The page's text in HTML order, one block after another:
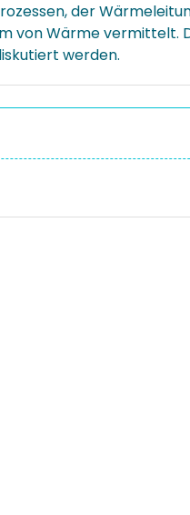
der
von Wärme vermittelt.
werden.